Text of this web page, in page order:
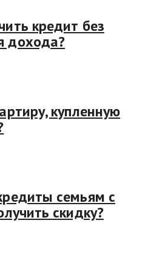
кредит без
дохода?
купленную
семьям с
скидку?